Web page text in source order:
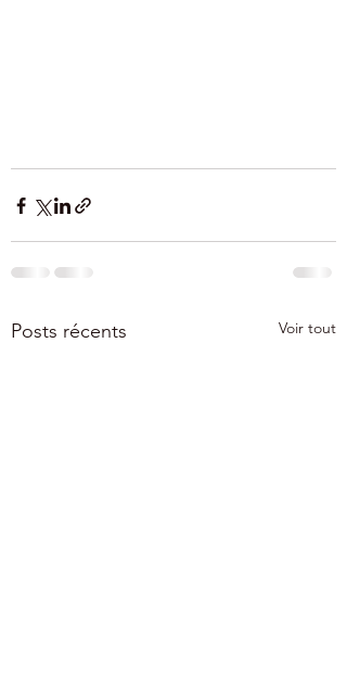
Posts récents Voir tout